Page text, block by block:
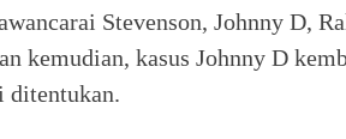
Stevenson, Johnny D,
kemudian, kasus Johnny D
ditentukan.